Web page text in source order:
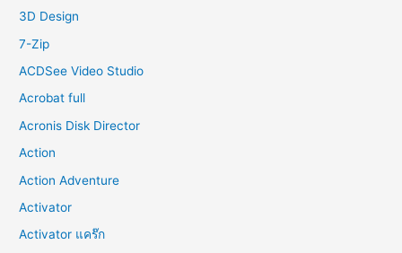
o
3D Design
7-Zip
ACDSee Video Studio
Acrobat full
Acronis Disk Director
Action
Action Adventure
Activator
Activator แคร๊ก